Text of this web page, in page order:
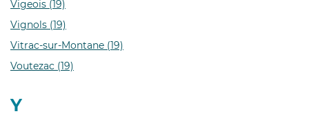
Vigeois (19)
Vignols (19)
Vitrac-sur-Montane (19)
Voutezac (19)
Y